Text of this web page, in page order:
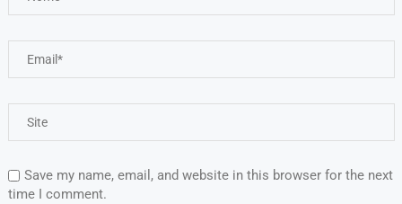
Save my name, email, and website in this browser for the next
time I comment.